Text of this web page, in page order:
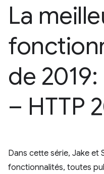
La
de
– HTTP
Dans cette série, Jake et
fonctionnalités, toutes